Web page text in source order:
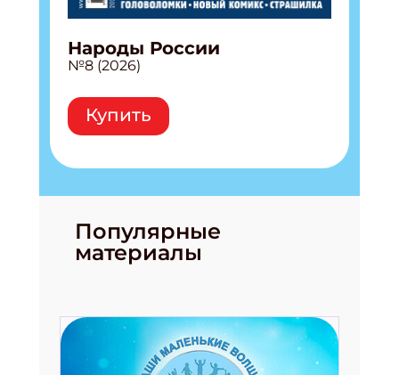
Народы России
№8 (2026)
Купить
Популярные
материалы